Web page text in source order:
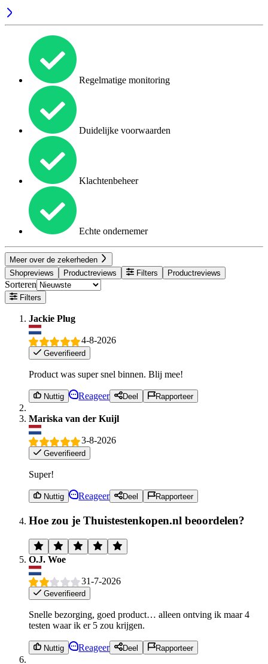
Regelmatige monitoring
Duidelijke voorwaarden
Klachtenbeheer
Echte ondernemer
Meer over de zekerheden
Shopreviews
Productreviews Filters Productreviews
Sorteren
Filters
Jackie Plug
4-8-2026
Geverifieerd
Product was super snel binnen. Blij mee!
Nuttig Reageer Deel Rapporteer
Mariska van der Kuijl
3-8-2026
Geverifieerd
Super!
Nuttig Reageer Deel Rapporteer
Hoe zou je Thuistestenkopen.nl beoordelen?
O.J. Woe
31-7-2026
Geverifieerd
Snelle bezorging, goed product… alleen ontving ik maar 4
testen waar ik er 5 zou krijgen.
Nuttig Reageer Deel Rapporteer